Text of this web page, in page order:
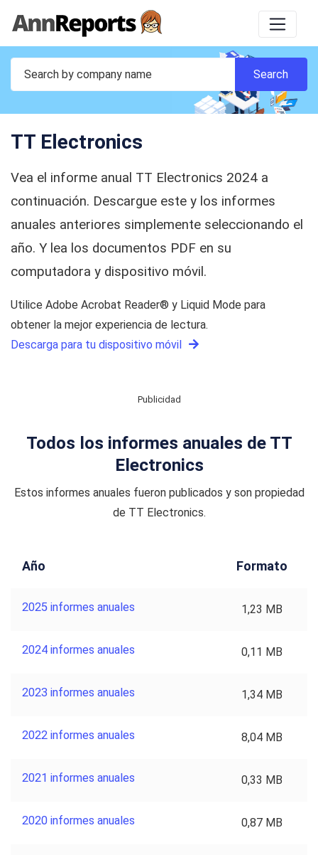
TT Electronics
Vea el informe anual TT Electronics 2024 a
continuación. Descargue este y los informes
anuales anteriores simplemente seleccionando el
año. Y lea los documentos PDF en su
computadora y dispositivo móvil.
Utilice Adobe Acrobat Reader® y Liquid Mode para
obtener la mejor experiencia de lectura.
Descarga para tu dispositivo móvil
Publicidad
Todos los informes anuales de TT
Electronics
Estos informes anuales fueron publicados y son propiedad
de TT Electronics.
Año Formato
2025 informes anuales 1,23 MB
2024 informes anuales 0,11 MB
2023 informes anuales 1,34 MB
2022 informes anuales 8,04 MB
2021 informes anuales 0,33 MB
2020 informes anuales 0,87 MB